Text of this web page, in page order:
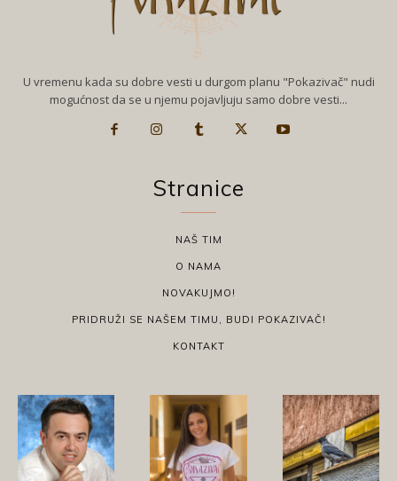
U vremenu kada su dobre vesti u durgom planu "Pokazivač" nudi
mogućnost da se u njemu pojavljuju samo dobre vesti...
Stranice
NAŠ TIM
O NAMA
NOVAKUJMO!
PRIDRUŽI SE NAŠEM TIMU, BUDI POKAZIVAČ!
KONTAKT